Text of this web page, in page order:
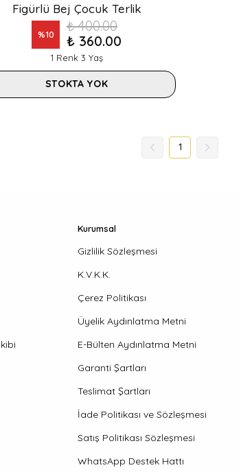
Figürlü Bej Çocuk Terlik
%10
₺ 400.00
₺ 360.00
1 Renk 3 Yaş
STOKTA YOK
1
Kurumsal
Gizlilik Sözleşmesi
K.V.K.K.
Çerez Politikası
Üyelik Aydınlatma Metni
E-Bülten Aydınlatma Metni
Garanti Şartları
Teslimat Şartları
İade Politikası ve Sözleşmesi
Satış Politikası Sözleşmesi
WhatsApp Destek Hattı